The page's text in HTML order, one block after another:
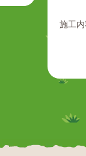
施工